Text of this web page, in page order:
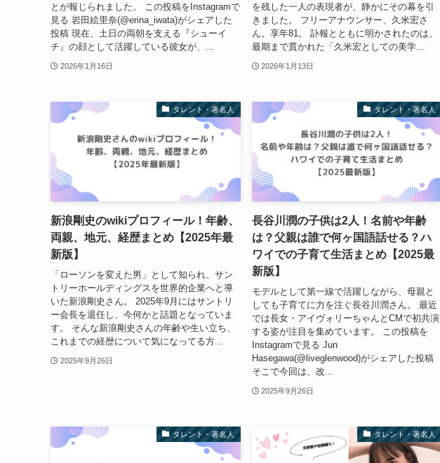
とが報じられました。 この投稿をInstagramで
見る 岩田絵里奈(@erina_iwata)がシェアした
投稿 現在、土日の両朝を支える『シューイ
チ』の顔として活躍している彼女が、...
2026年1月16日
を残した一人の表現者が、静かにその幕を引
きました。 フリーアナウンサー、久米宏さ
ん。享年81。 訃報とともに明かされたのは、
最期まで貫かれた「久米宏としての美学...
2026年1月13日
タレント・著名人
新浪剛史のwikiプロフィール！年齢、
両親、地元、経歴まとめ【2025年最
新版】
「ローソンを変えた男」として知られ、サン
トリーホールディングスを世界的企業へと導
いた新浪剛史さん。 2025年9月にはサントリ
ー会長を退任し、今何かと話題となっていま
す。 そんな新浪剛史さんの年齢や生い立ち、
これまでの経歴について気になってる方...
2025年9月26日
タレント・著名人
長谷川潤の子供は2人！名前や年齢
は？父親は誰で何ヶ国語話せる？ハ
ワイでの子育て生活まとめ【2025最
新版】
モデルとして第一線で活躍しながら、母親と
しても子育てに力を注ぐ長谷川潤さん。 最近
では長女・アイヴォリーちゃんとCMで初共演
する姿が注目を集めています。 この投稿を
Instagramで見る Jun
Hasegawa(@liveglenwood)がシェアした投稿
そこで今回は、改...
2025年9月26日
タレント・著名人 タレント・著名人